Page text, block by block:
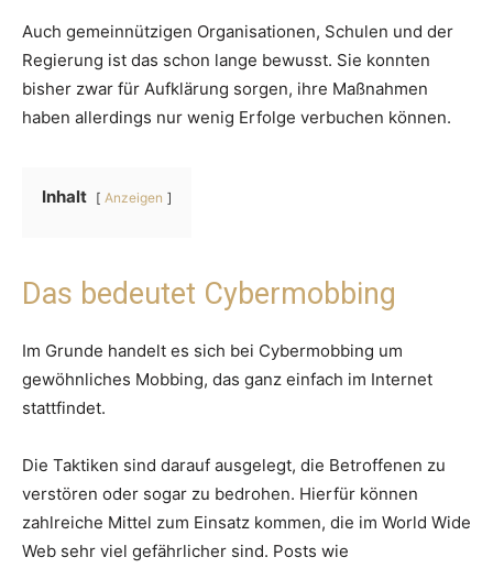
Auch gemeinnützigen Organisationen, Schulen und der
Regierung ist das schon lange bewusst. Sie konnten
bisher zwar für Aufklärung sorgen, ihre Maßnahmen
haben allerdings nur wenig Erfolge verbuchen können.
Inhalt Anzeigen
Das bedeutet Cybermobbing
Im Grunde handelt es sich bei Cybermobbing um
gewöhnliches Mobbing, das ganz einfach im Internet
stattfindet.
Die Taktiken sind darauf ausgelegt, die Betroffenen zu
verstören oder sogar zu bedrohen. Hierfür können
zahlreiche Mittel zum Einsatz kommen, die im World Wide
Web sehr viel gefährlicher sind. Posts wie